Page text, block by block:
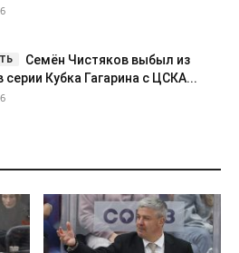
Семён Чистяков выбыл из
серии Кубка Гагарина с ЦСКА...